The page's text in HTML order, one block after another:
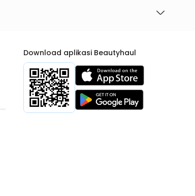
Download aplikasi Beautyhaul